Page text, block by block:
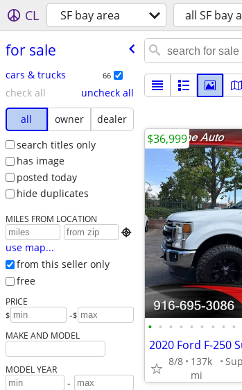
CL SF bay area all SF bay
for sale
cars & trucks 66
check all
uncheck all
all
owner
dealer
search titles only
has image
posted today
hide duplicates
MILES FROM LOCATION

use map...
from this seller only
free
PRICE
$ -$
MAKE AND MODEL
MODEL YEAR
-
• • • • • • • • •
8/8
137k
mi
$36,999